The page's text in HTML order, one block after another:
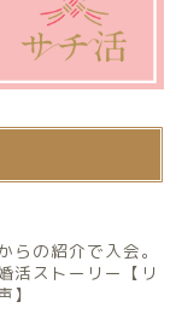
らの紹介で入会。
活ストーリー【リ
】